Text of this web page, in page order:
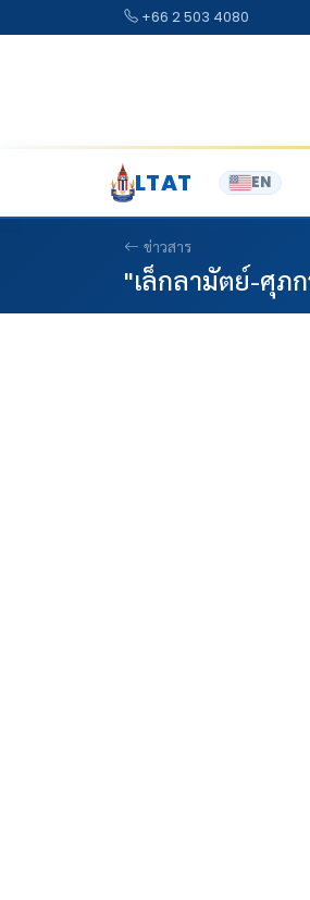
+66 2 503 4080
LTAT EN
ข่าวสาร
"เล็กลามัตย์-ศุภ